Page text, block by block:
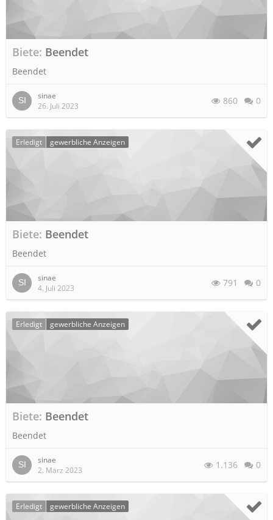
Biete Beendet
Beendet
sinae
26. Juli 2023
860 0
Erledigt gewerbliche Anzeigen
Biete Beendet
Beendet
sinae
4. Juli 2023
791 0
Erledigt gewerbliche Anzeigen
Biete Beendet
Beendet
sinae
2. März 2023
1.136 0
Erledigt gewerbliche Anzeigen